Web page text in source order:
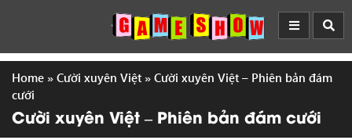
Home » Cười xuyên Việt » Cười xuyên Việt – Phiên bản đám
cưới
Cười xuyên Việt – Phiên bản đám cưới